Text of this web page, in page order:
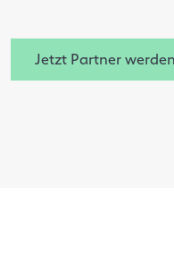
Jetzt Partner